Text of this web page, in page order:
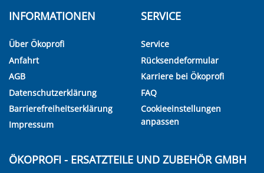
INFORMATIONEN
Über Ökoprofi
Anfahrt
AGB
Datenschutzerklärung
Barrierefreiheitserklärung
Impressum
SERVICE
Service
Rücksendeformular
Karriere bei Ökoprofi
FAQ
Cookieeinstellungen
anpassen
ÖKOPROFI - ERSATZTEILE UND ZUBEHÖR GMBH